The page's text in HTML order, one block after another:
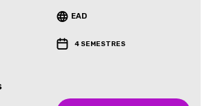
EAD
4 SEMESTRES